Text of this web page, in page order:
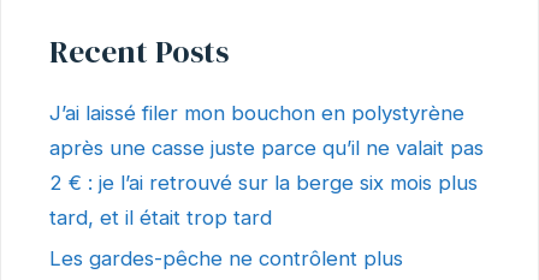
Recent Posts
J’ai laissé filer mon bouchon en polystyrène
après une casse juste parce qu’il ne valait pas
2 € : je l’ai retrouvé sur la berge six mois plus
tard, et il était trop tard
Les gardes-pêche ne contrôlent plus